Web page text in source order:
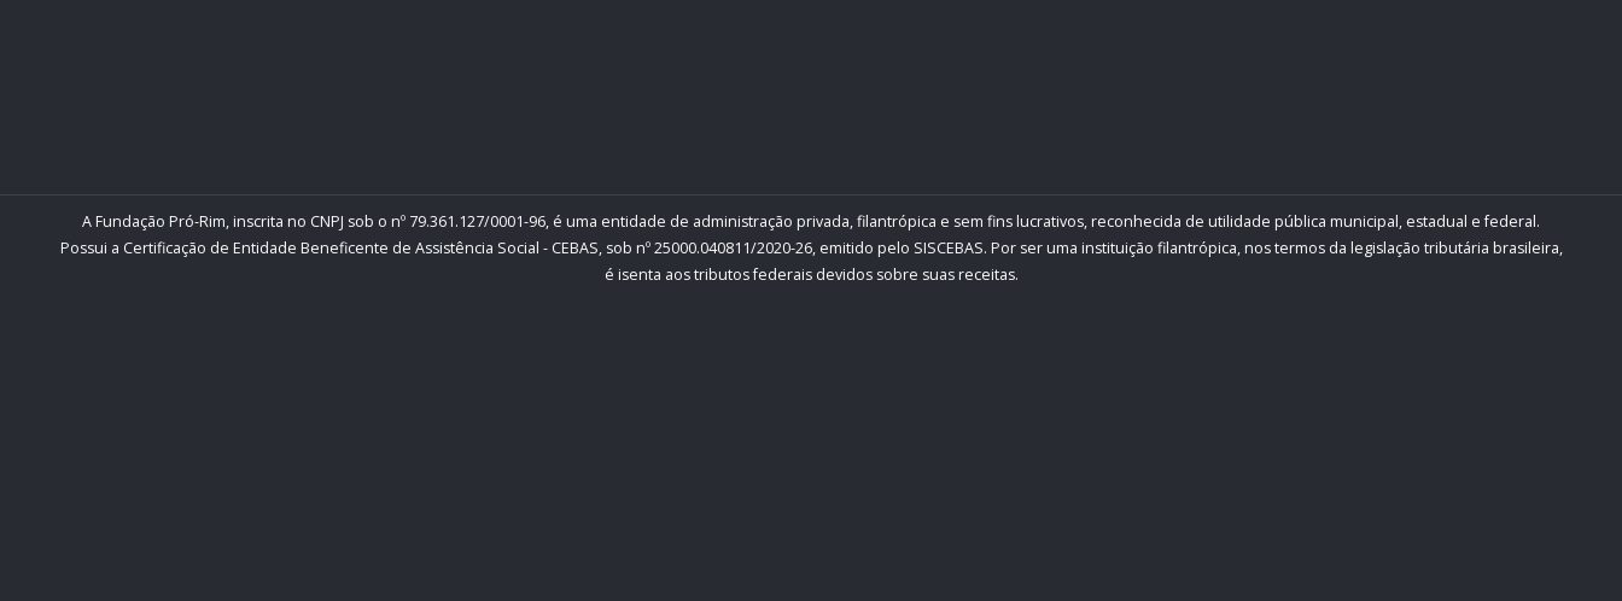
A Fundação Pró-Rim, inscrita no CNPJ sob o nº 79.361.127/0001-96, é uma entidade de administração privada, filantrópica e sem fins lucrativos, reconhecida de utilidade pública municipal, estadual e federal.
Possui a Certificação de Entidade Beneficente de Assistência Social - CEBAS, sob nº 25000.040811/2020-26, emitido pelo SISCEBAS. Por ser uma instituição filantrópica, nos termos da legislação tributária brasileira,
é isenta aos tributos federais devidos sobre suas receitas.